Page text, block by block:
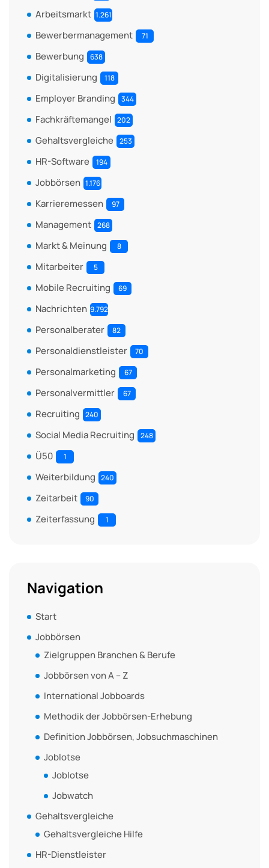
Arbeitsmarkt 1.261
Bewerbermanagement 71
Bewerbung 638
Digitalisierung 118
Employer Branding 344
Fachkräftemangel 202
Gehaltsvergleiche 253
HR-Software 194
Jobbörsen 1.176
Karrieremessen 97
Management 268
Markt & Meinung 8
Mitarbeiter 5
Mobile Recruiting 69
Nachrichten 9.792
Personalberater 82
Personaldienstleister 70
Personalmarketing 67
Personalvermittler 67
Recruiting 240
Social Media Recruiting 248
Ü50 1
Weiterbildung 240
Zeitarbeit 90
Zeiterfassung 1
Navigation
Start
Jobbörsen
Zielgruppen Branchen & Berufe
Jobbörsen von A – Z
International Jobboards
Methodik der Jobbörsen-Erhebung
Definition Jobbörsen, Jobsuchmaschinen
Joblotse
Joblotse
Jobwatch
Gehaltsvergleiche
Gehaltsvergleiche Hilfe
HR-Dienstleister